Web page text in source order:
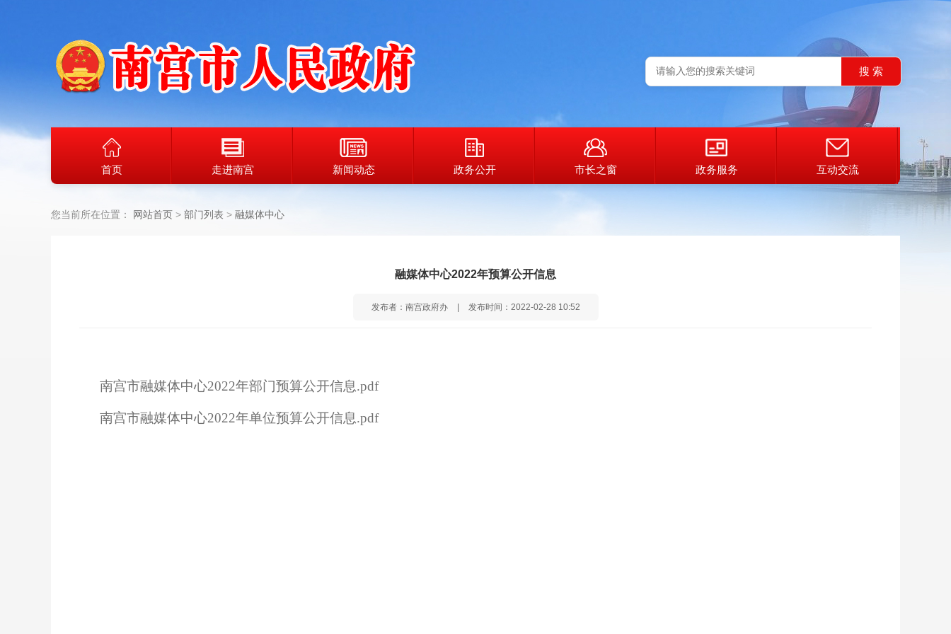
首页 走进南宫 新闻动态 政务公开 市长之窗 政务服务 互动交流
您当前所在位置： 网站首页 部门列表 融媒体中心
融媒体中心2022年预算公开信息
发布者：南宫政府办 发布时间：2022-02-28 10:52
南宫市融媒体中心2022年部门预算公开信息.pdf
南宫市融媒体中心2022年单位预算公开信息.pdf